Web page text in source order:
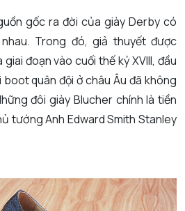
gốc ra đời của giày Derby có
Trong đó, giả thuyết được
đoạn vào cuối thế kỷ XVIII, đầu
boot quân đội ở châu Âu đã không
đôi giày Blucher chính là tiền
tướng Anh Edward Smith Stanley